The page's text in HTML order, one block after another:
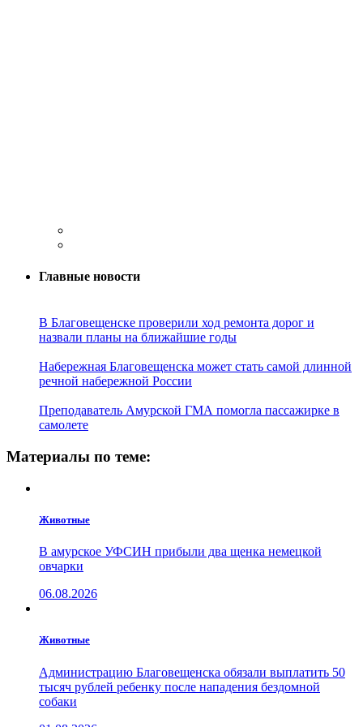
Главные новости
В Благовещенске проверили ход ремонта дорог и
назвали планы на ближайшие годы
Набережная Благовещенска может стать самой длинной
речной набережной России
Преподаватель Амурской ГМА помогла пассажирке в
самолете
Материалы по теме:
Животные
В амурское УФСИН прибыли два щенка немецкой
овчарки
06.08.2026
Животные
Администрацию Благовещенска обязали выплатить 50
тысяч рублей ребенку после нападения бездомной
собаки